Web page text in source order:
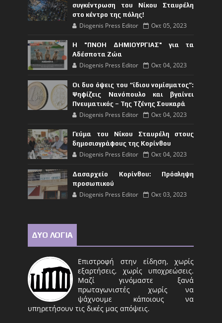
συγκέντρωση του Νίκου Σταυρέλη
στο κέντρο της πόλης!
Diogenis Press Editor Οκτ 05, 2023
Η "ΠΝΟΗ ΔΗΜΙΟΥΡΓΙΑΣ" για τα
Αδέσποτα Ζώα
Diogenis Press Editor Οκτ 04, 2023
Οι δυο όψεις του “ίδιου νομίσματος”:
Ψηφίζεις Νανόπουλο και βγαίνει
Πνευματικός – Της Τζένης Σουκαρά
Diogenis Press Editor Οκτ 04, 2023
Γεύμα του Νίκου Σταυρέλη στους
δημοσιογράφους της Κορίνθου
Diogenis Press Editor Οκτ 04, 2023
Δασαρχείο Κορίνθου: Πρόσληψη
προσωπικού
Diogenis Press Editor Οκτ 03, 2023
ΔΥΟ ΛΟΓΙΑ
Επιστροφή στην είδηση, χωρίς
εξαρτήσεις, χωρίς υποχρεώσεις.
Μαζί γινόμαστε ξανά
πρωταγωνιστές χωρίς να
ψάχνουμε κάποιους να
υπηρετήσουν τις δικές μας απόψεις.